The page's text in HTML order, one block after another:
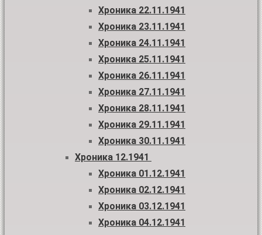
Хроника 22.11.1941
Хроника 23.11.1941
Хроника 24.11.1941
Хроника 25.11.1941
Хроника 26.11.1941
Хроника 27.11.1941
Хроника 28.11.1941
Хроника 29.11.1941
Хроника 30.11.1941
Хроника 12.1941
Хроника 01.12.1941
Хроника 02.12.1941
Хроника 03.12.1941
Хроника 04.12.1941